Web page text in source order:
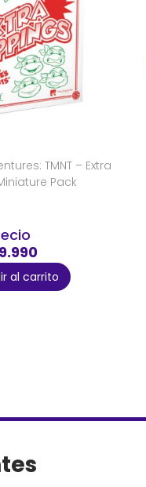
TMNT – Extra
Pack
al carrito